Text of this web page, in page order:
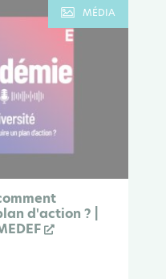
MÉDIA
d'action ? |